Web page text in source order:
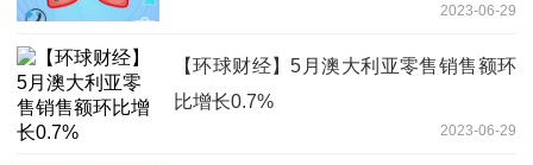
2023-06-29
【环球财经】5月澳大利亚零售销售额环
比增长0.7%
2023-06-29